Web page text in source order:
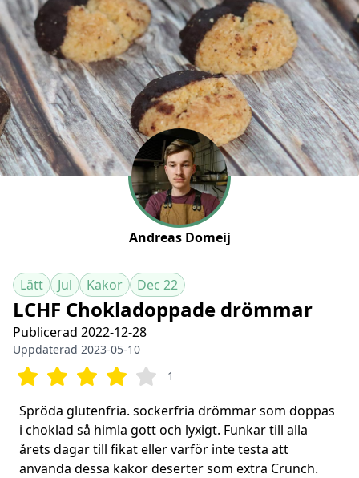
Andreas Domeij
Lätt Jul Kakor Dec 22
LCHF Chokladoppade drömmar
Publicerad 2022-12-28
Uppdaterad 2023-05-10
1
Spröda glutenfria. sockerfria drömmar som doppas
i choklad så himla gott och lyxigt. Funkar till alla
årets dagar till fikat eller varför inte testa att
använda dessa kakor deserter som extra Crunch.